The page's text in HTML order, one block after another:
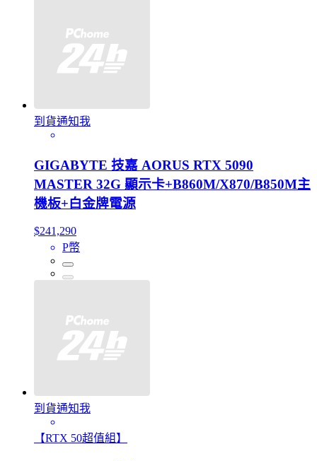
到貨通知我
GIGABYTE 技嘉 AORUS RTX 5090
MASTER 32G 顯示卡+B860M/X870/B850M主
機板+白金牌電源
$241,290
P幣
到貨通知我
【RTX 50超值組】